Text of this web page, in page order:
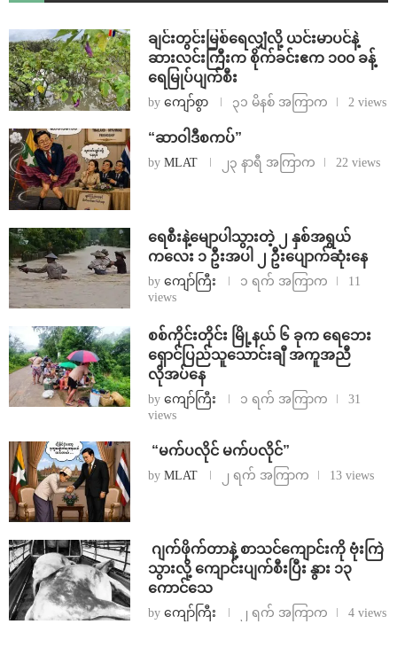
ချင်းတွင်းမြစ်ရေလျှံလို့ ယင်းမာပင်နဲ့
ဆားလင်းကြီးက စိုက်ခင်းဧက ၁၀၀ ခန့်
ရေမြုပ်ပျက်စီး
by ကျော်စွာ ၃၁ မိနစ် အကြာက 2 views
“ဆာဝါဒီစကပ်”
by MLAT ၂၃ နာရီ အကြာက 22 views
ရေစီးနဲ့မျောပါသွားတဲ့ ၂ နှစ်အရွယ်
ကလေး ၁ ဦးအပါ ၂ ဦးပျောက်ဆုံးနေ
by ကျော်ကြီး ၁ ရက် အကြာက
11
views
စစ်ကိုင်းတိုင်း မြို့နယ် ၆ ခုက ရေဘေး
ရှောင်ပြည်သူသောင်းချီ အကူအညီ
လိုအပ်နေ
by ကျော်ကြီး ၁ ရက် အကြာက
31
views
⁨ ⁨“မက်ပလိုင် မက်ပလိုင်”
by MLAT ၂ ရက် အကြာက 13 views
⁨⁩ ⁨ဂျက်ဖိုက်တာနဲ့ စာသင်ကျောင်းကို ဗုံးကြဲ
သွားလို့ ကျောင်းပျက်စီးပြီး နွား ၁၃
ကောင်သေ
by ကျော်ကြီး ၂ ရက် အကြာက 4 views